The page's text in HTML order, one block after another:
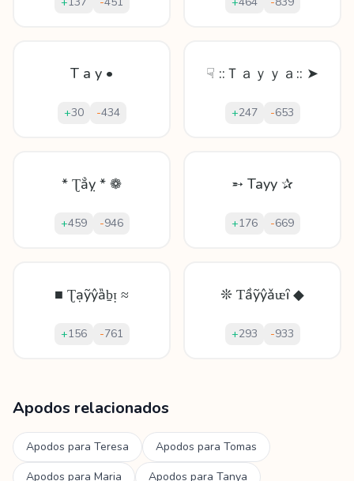
T a y •
+30 -434
☟ ::Ｔａｙｙａ:: ➤
+247 -653
* Ʈẳỵ * ❁
+459 -946
➵ Tayy ✰
+176 -669
■ Ʈạỹŷȁḇᴉ ≈
+156 -761
❊ Ƭầỹŷǎᵫȋ ◆
+293 -933
Apodos relacionados
Apodos para Teresa Apodos para Tomas
Apodos para Maria Apodos para Tanya